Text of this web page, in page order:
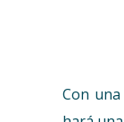
Con